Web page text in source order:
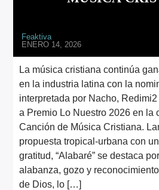
Feaktiva
ENERO 14, 2026
La música cristiana continúa
en la industria latina con la
interpretada por Nacho,
a Premio Lo Nuestro 2026 en la
Canción de Música Cristiana.
propuesta tropical-urbana con
gratitud, “Alabaré” se destaca
alabanza, gozo y
de Dios, lo […]